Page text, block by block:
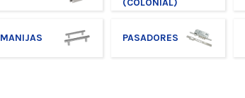
(COLONIAL)
MANIJAS PASADORES